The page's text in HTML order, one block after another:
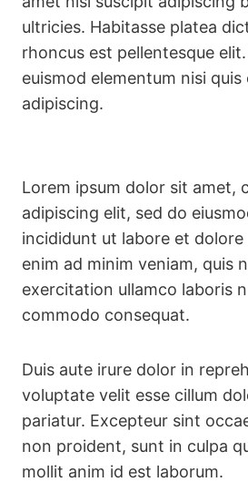
ultricies. Habitasse platea
rhoncus est pellentesque
euismod elementum nisi quis
adipiscing.
Lorem ipsum dolor sit amet,
adipiscing elit, sed do
incididunt ut labore et dolore
enim ad minim veniam, quis
exercitation ullamco laboris
commodo consequat.
Duis aute irure dolor in
voluptate velit esse cillum
pariatur. Excepteur sint
non proident, sunt in culpa
mollit anim id est laborum.